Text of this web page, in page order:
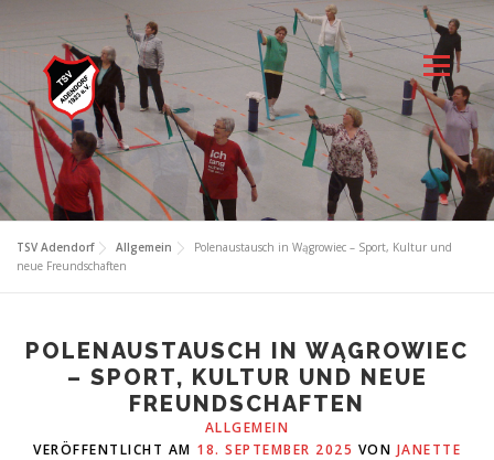
Inhalt
springen
Menü
TSV Adendorf Allgemein
Polenaustausch in Wągrowiec – Sport, Kultur und
neue Freundschaften
POLENAUSTAUSCH IN WĄGROWIEC
– SPORT, KULTUR UND NEUE
FREUNDSCHAFTEN
ALLGEMEIN
VERÖFFENTLICHT AM 18. SEPTEMBER 2025 VON JANETTE